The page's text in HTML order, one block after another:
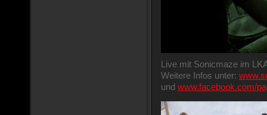
Live mit Sonicmaze im
Weitere Infos unter:
und www.facebook.com/